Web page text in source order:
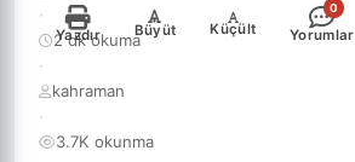
·
2 dk okuma
·
kahraman
·
3.7K okunma
Yazdır
+
Büyüt
-
Küçült
0
Yorumlar